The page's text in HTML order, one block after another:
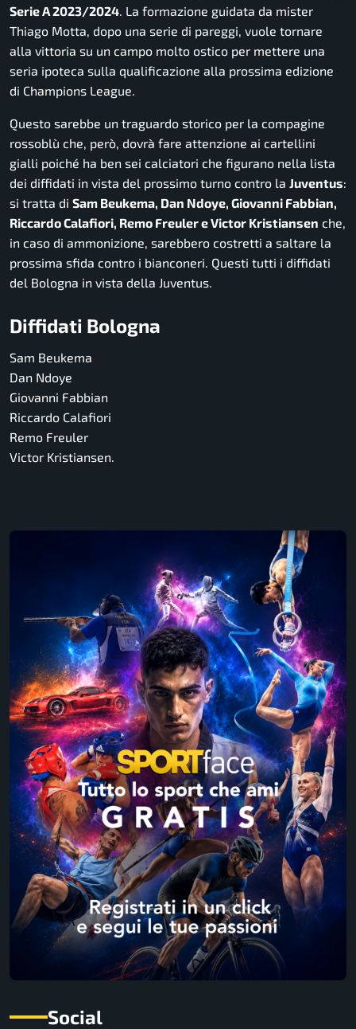
Serie A 2023/2024. La formazione guidata da mister
Thiago Motta, dopo una serie di pareggi, vuole tornare
alla vittoria su un campo molto ostico per mettere una
seria ipoteca sulla qualificazione alla prossima edizione
di Champions League.
Questo sarebbe un traguardo storico per la compagine
rossoblù che, però, dovrà fare attenzione ai cartellini
gialli poiché ha ben sei calciatori che figurano nella lista
dei diffidati in vista del prossimo turno contro la Juventus:
si tratta di Sam Beukema, Dan Ndoye, Giovanni Fabbian,
Riccardo Calafiori, Remo Freuler e Victor Kristiansen che,
in caso di ammonizione, sarebbero costretti a saltare la
prossima sfida contro i bianconeri. Questi tutti i diffidati
del Bologna in vista della Juventus.
Diffidati Bologna
Sam Beukema
Dan Ndoye
Giovanni Fabbian
Riccardo Calafiori
Remo Freuler
Victor Kristiansen.
Social